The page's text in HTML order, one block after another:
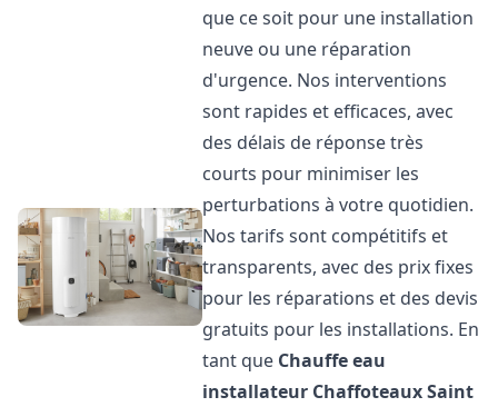
que ce soit pour une installation
neuve ou une réparation
d'urgence. Nos interventions
sont rapides et efficaces, avec
des délais de réponse très
courts pour minimiser les
perturbations à votre quotidien.
Nos tarifs sont compétitifs et
transparents, avec des prix fixes
pour les réparations et des devis
gratuits pour les installations. En
tant que Chauffe eau
installateur ChaffoteauxSaint